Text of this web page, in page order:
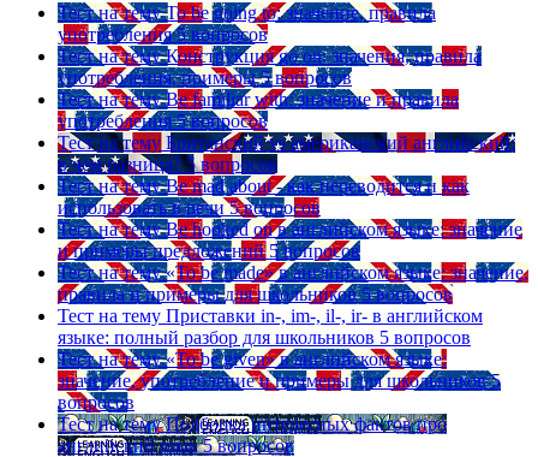
Тест на тему To be going to: значение, правила
употребления 5 вопросов
Тест на тему Конструкция go on: значения, правила
употребления, примеры 5 вопросов
Тест на тему Be familiar with: значение и правила
употребления 5 вопросов
Тест на тему Британский vs американский английский:
в чем разница? 5 вопросов
Тест на тему Be mad about - как переводится и как
использовать в речи 5 вопросов
Тест на тему Be hooked on в английском языке: значение
и примеры предложений 5 вопросов
Тест на тему «To be made» в английском языке: значение,
правила и примеры для школьников 5 вопросов
Тест на тему Приставки in-, im-, il-, ir- в английском
языке: полный разбор для школьников 5 вопросов
Тест на тему «To be given» в английском языке:
значение, употребление и примеры для школьников 5
вопросов
Тест на тему Подборка интересных фактов про
английский язык 5 вопросов